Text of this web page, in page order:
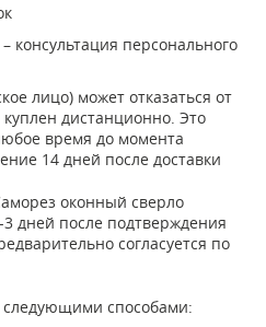
консультация персонального
лицо) может отказаться от
дистанционно. Это
время до момента
14 дней после доставки
оконный сверло
дней после подтверждения
согласуется по
способами: